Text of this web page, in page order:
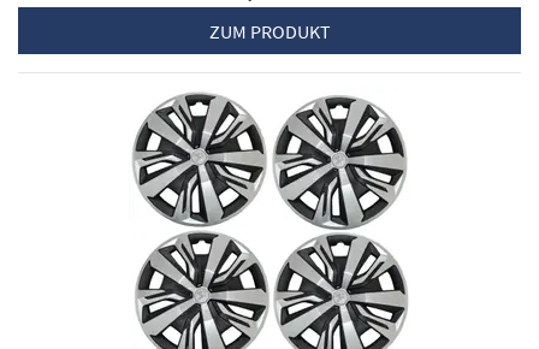
ZUM PRODUKT